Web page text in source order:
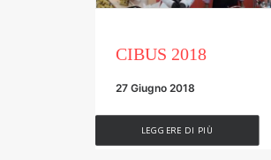
CIBUS 2018
27 Giugno 2018
LEGGERE DI PIÙ